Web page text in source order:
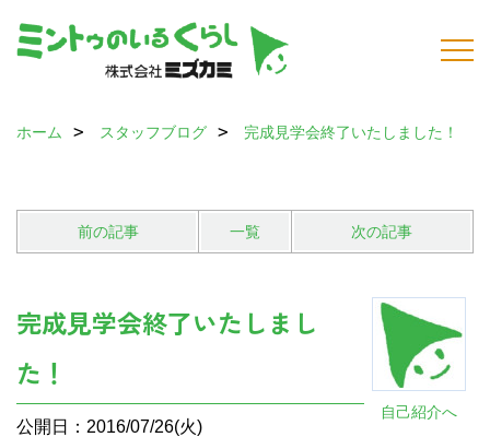
ホーム スタッフブログ 完成見学会終了いたしました！
前の記事 一覧 次の記事
自己紹介へ
完成見学会終了いたしまし
た！
公開日：2016/07/26(火)